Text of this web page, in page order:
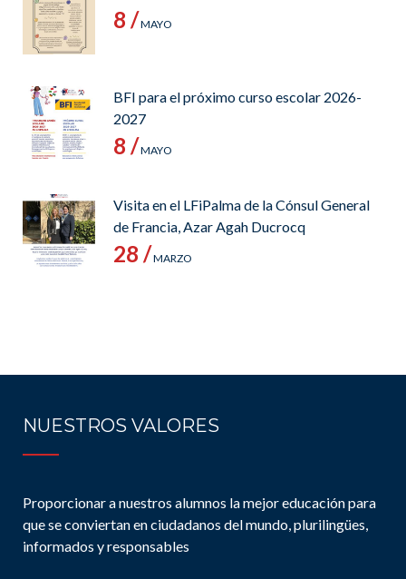
8 /MAYO
BFI para el próximo curso escolar 2026-
2027
8 /MAYO
Visita en el LFiPalma de la Cónsul General
de Francia, Azar Agah Ducrocq
28 /MARZO
NUESTROS VALORES
Proporcionar a nuestros alumnos la mejor educación para
que se conviertan en ciudadanos del mundo, plurilingües,
informados y responsables